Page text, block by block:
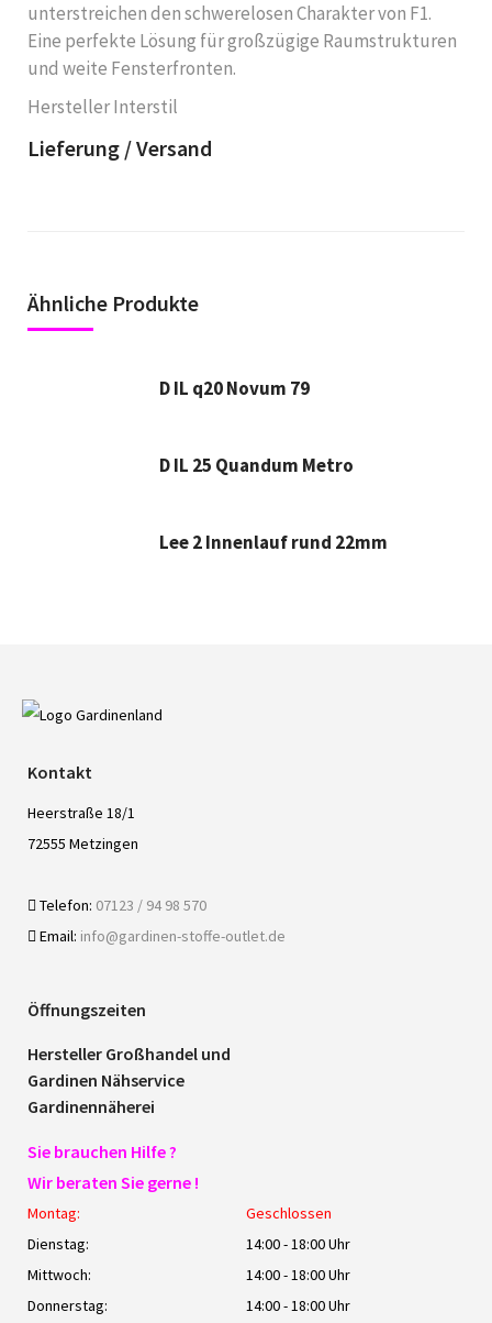
unterstreichen den schwerelosen Charakter von F1.
Eine perfekte Lösung für großzügige Raumstrukturen
und weite Fensterfronten.
Hersteller Interstil
Lieferung / Versand
Ähnliche Produkte
D IL q20 Novum 79
D IL 25 Quandum Metro
Lee 2 Innenlauf rund 22mm
Kontakt
Heerstraße 18/1
72555 Metzingen
Telefon: 07123 / 94 98 570
Email: info@gardinen-stoffe-outlet.de
Öffnungszeiten
Hersteller Großhandel und
Gardinen Nähservice
Gardinennäherei
Sie brauchen Hilfe ?
Wir beraten Sie gerne !
Montag:
Geschlossen
Dienstag:
14:00 - 18:00 Uhr
Mittwoch:
14:00 - 18:00 Uhr
Donnerstag:
14:00 - 18:00 Uhr